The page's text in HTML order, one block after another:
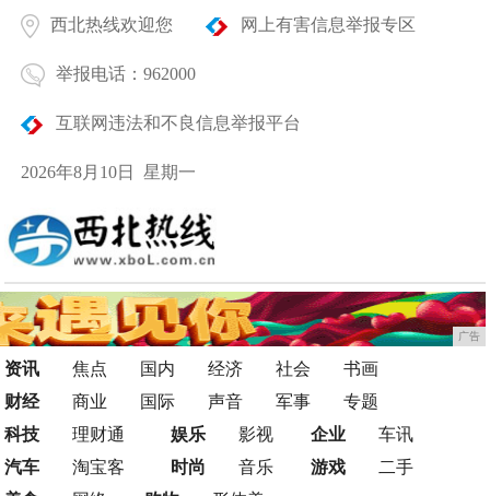
西北热线欢迎您 网上有害信息举报专区
举报电话：962000
互联网违法和不良信息举报平台
2026年8月10日 星期一
广告
资讯 焦点 国内 经济 社会
书画
财经
商业 国际 声音 军事
专题
科技
理财通
汽车
淘宝客
娱乐
影视
时尚
音乐
企业
车讯
游戏
二手